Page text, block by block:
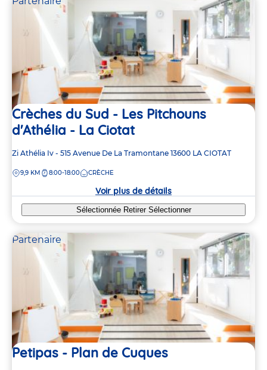
Crèches du Sud - Les Pitchouns
d'Athélia - La Ciotat
Adresse
la
Zi Athélia Iv - 515 Avenue De La Tramontane 13600 LA CIOTAT
DISTANCE
9,9 KM 8:00-18:00 CRÈCHE
Voir plus de détails
Sélectionnée Retirer Sélectionner
Partenaire
Petipas - Plan de Cuques